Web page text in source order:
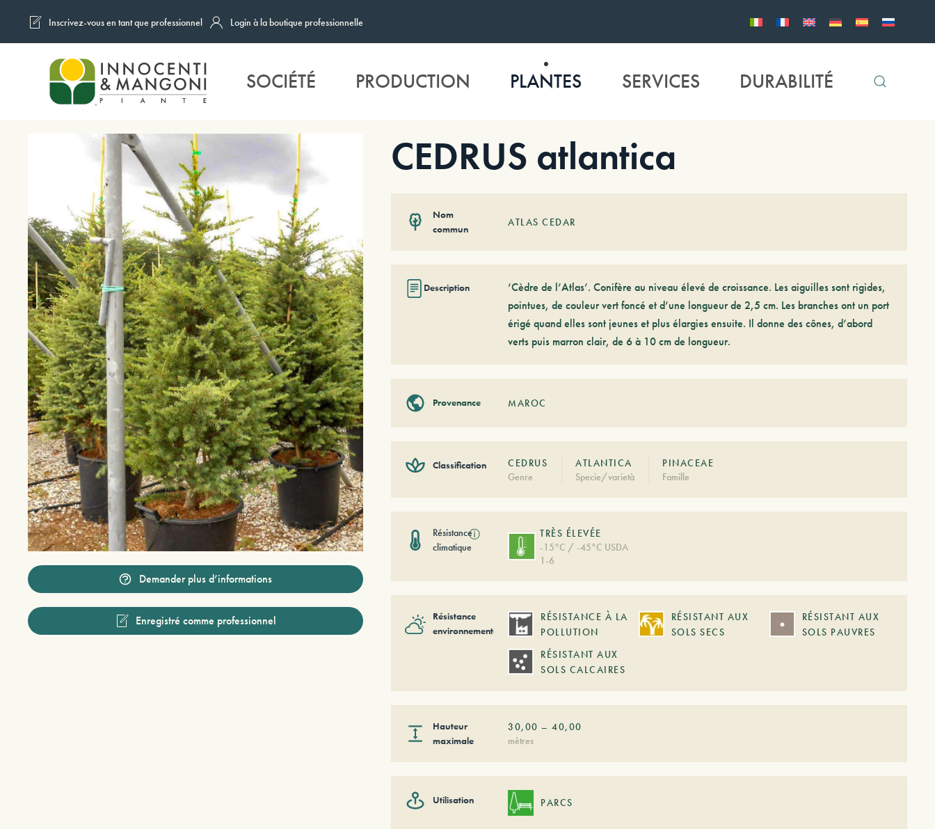
Skip to main content
Inscrivez-vous en tant que professionnel Login à la boutique professionnelle
SOCIÉTÉ PRODUCTION PLANTES SERVICES DURABILITÉ
Demander plus d’informations
Enregistré comme professionnel
CEDRUS atlantica
Nom
commun
ATLAS CEDAR
Description
‘Cèdre de l’Atlas’. Conifère au niveau élevé de croissance. Les aiguilles sont rigides,
pointues, de couleur vert foncé et d’une longueur de 2,5 cm. Les branches ont un port
érigé quand elles sont jeunes et plus élargies ensuite. Il donne des cônes, d’abord
verts puis marron clair, de 6 à 10 cm de longueur.
Provenance MAROC
Classification
CEDRUS
Genre
ATLANTICA
Specie/varietà
PINACEAE
Famille
Résistance
climatique
ⓘ
TRÈS ÉLEVÉE
-15°C / -45°C USDA
1-6
Résistance
environnementale
RÉSISTANCE À LA
POLLUTION
RÉSISTANT AUX
SOLS SECS
RÉSISTANT AUX
SOLS PAUVRES
RÉSISTANT AUX
SOLS CALCAIRES
Hauteur
maximale
30,00 –40,00
mètres
Utilisation PARCS